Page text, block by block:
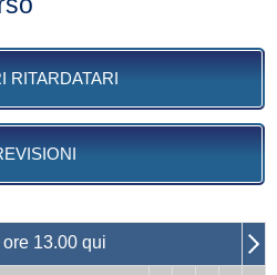
RITARDATARI
13.00 qui